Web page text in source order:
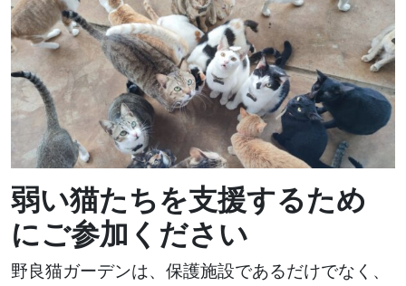
弱い猫たちを支援するため
にご参加ください
野良猫ガーデンは、保護施設であるだけでなく、